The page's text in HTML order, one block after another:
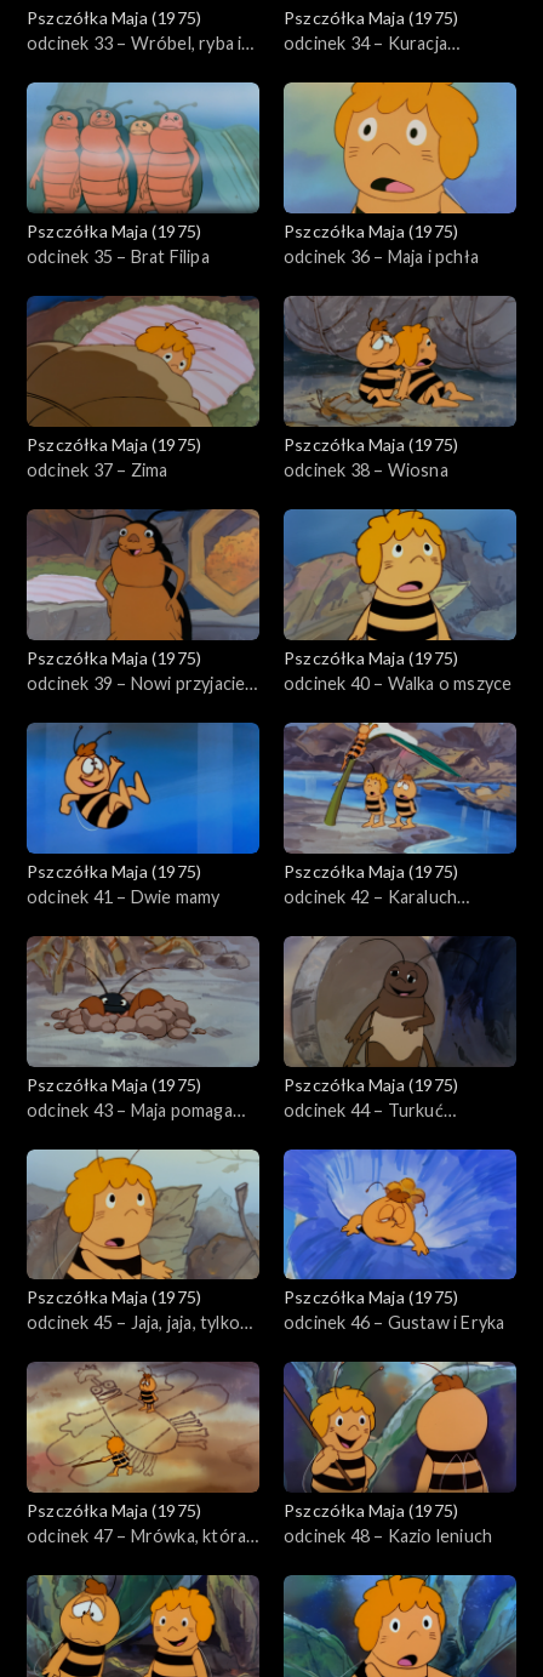
Pszczółka Maja (1975)
odcinek 33 – Wróbel, ryba i
Pszczółka Maja (1975)
odcinek 34 – Kuracja
Pszczółka Maja (1975)
odcinek 35 – Brat Filipa
Pszczółka Maja (1975)
odcinek 36 – Maja i pchła
Pszczółka Maja (1975)
odcinek 37 – Zima
Pszczółka Maja (1975)
odcinek 38 – Wiosna
Pszczółka Maja (1975)
odcinek 39 – Nowi przyjaciele
Pszczółka Maja (1975)
odcinek 40 – Walka o mszyce
Pszczółka Maja (1975)
odcinek 41 – Dwie mamy
Pszczółka Maja (1975)
odcinek 42 – Karaluch
Pszczółka Maja (1975)
odcinek 43 – Maja pomaga
Pszczółka Maja (1975)
odcinek 44 – Turkuć
Pszczółka Maja (1975)
odcinek 45 – Jaja, jaja, tylko
Pszczółka Maja (1975)
odcinek 46 – Gustaw i Eryka
Pszczółka Maja (1975)
odcinek 47 – Mrówka, która
Pszczółka Maja (1975)
odcinek 48 – Kazio leniuch